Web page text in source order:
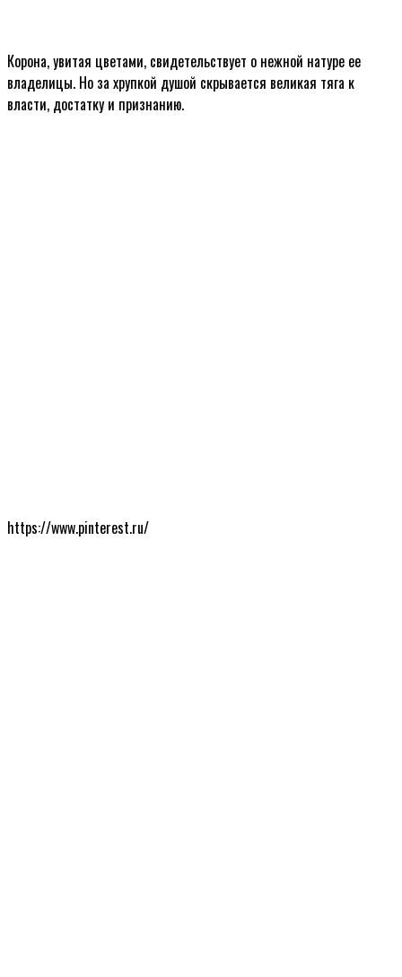
Корона, увитая цветами, свидетельствует о нежной натуре ее
владелицы. Но за хрупкой душой скрывается великая тяга к
власти, достатку и признанию.
https://www.pinterest.ru/